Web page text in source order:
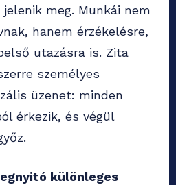
meg. Munkái nem
hanem érzékelésre,
utazásra is. Zita
személyes
üzenet: minden
érkezik, és végül
különleges